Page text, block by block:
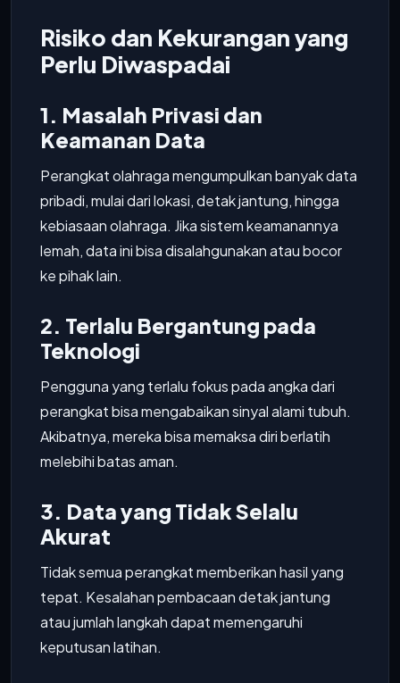
Risiko dan Kekurangan yang
Perlu Diwaspadai
1. Masalah Privasi dan
Keamanan Data
Perangkat olahraga mengumpulkan banyak data
pribadi, mulai dari lokasi, detak jantung, hingga
kebiasaan olahraga. Jika sistem keamanannya
lemah, data ini bisa disalahgunakan atau bocor
ke pihak lain.
2. Terlalu Bergantung pada
Teknologi
Pengguna yang terlalu fokus pada angka dari
perangkat bisa mengabaikan sinyal alami tubuh.
Akibatnya, mereka bisa memaksa diri berlatih
melebihi batas aman.
3. Data yang Tidak Selalu
Akurat
Tidak semua perangkat memberikan hasil yang
tepat. Kesalahan pembacaan detak jantung
atau jumlah langkah dapat memengaruhi
keputusan latihan.